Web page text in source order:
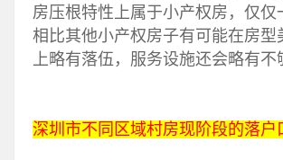
房压根特性上属于小产权房，仅仅
相比其他小产权房子有可能在房型
上略有落伍，服务设施还会略有不
深圳市不同区域村房现阶段的落户